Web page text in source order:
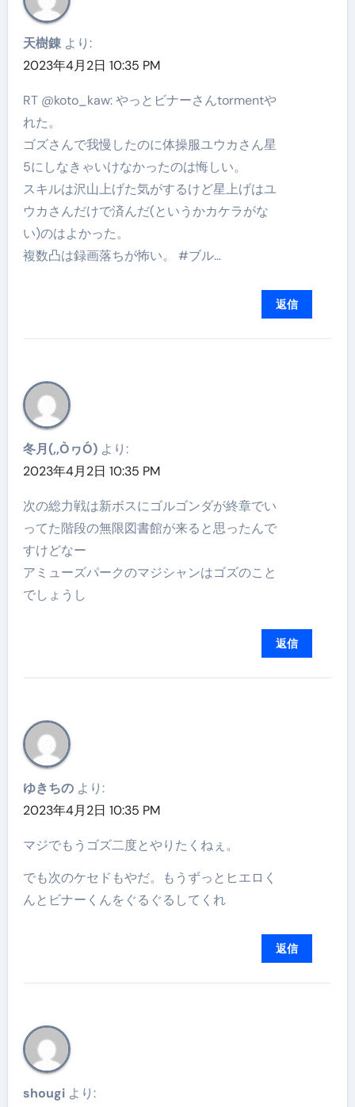
天樹錬 より:
2023年4月2日 10:35 PM
RT @koto_kaw: やっとビナーさんtormentや
れた。
ゴズさんで我慢したのに体操服ユウカさん星
5にしなきゃいけなかったのは悔しい。
スキルは沢山上げた気がするけど星上げはユ
ウカさんだけで済んだ(というかカケラがな
い)のはよかった。
複数凸は録画落ちが怖い。 #ブル…
返信
冬月(,,ÒヮÓ) より:
2023年4月2日 10:35 PM
次の総力戦は新ボスにゴルゴンダが終章でい
ってた階段の無限図書館が来ると思ったんで
すけどなー
アミューズパークのマジシャンはゴズのこと
でしょうし
返信
ゆきちの より:
2023年4月2日 10:35 PM
マジでもうゴズ二度とやりたくねぇ。
でも次のケセドもやだ。もうずっとヒエロく
んとビナーくんをぐるぐるしてくれ
返信
shougi より: